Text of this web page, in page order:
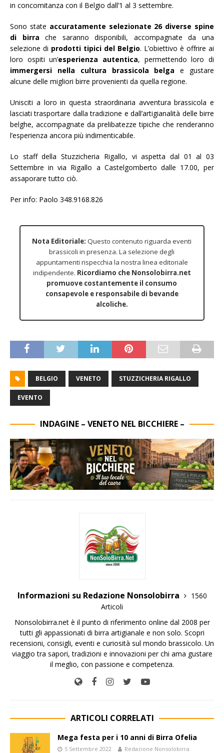
in concomitanza con il Belgio dall’1 al 3 settembre.
Sono state accuratamente selezionate 26 diverse spine
di birra che saranno disponibili, accompagnate da una
selezione di prodotti tipici del Belgio. L’obiettivo è offrire ai
loro ospiti un’esperienza autentica, permettendo loro di
immergersi nella cultura brassicola belga e gustare
alcune delle migliori birre provenienti da quella regione.
Unisciti a loro in questa straordinaria avventura brassicola e
lasciati trasportare dalla tradizione e dall’artigianalità delle birre
belghe, accompagnate da prelibatezze tipiche che renderanno
l’esperienza ancora più indimenticabile.
Lo staff della Stuzzicheria Rigallo, vi aspetta dal 01 al 03
Settembre in via Rigallo a Castelgomberto dalle 17.00, per
assaporare tutto ciò.
Per info: Paolo 348.9168.826
Nota Editoriale: Questo contenuto riguarda eventi
brassicoli in presenza. La selezione degli
appuntamenti rispecchia la nostra linea editoriale
indipendente. Ricordiamo che Nonsolobirra.net
promuove costantemente il consumo
consapevole e responsabile di bevande
alcoliche.
BELGIO VENETO STUZZICHERIA RIGALLO
EVENTO
INDAGINE – VENETO NEL BICCHIERE –
Informazioni su Redazione Nonsolobirra
1560
Articoli
Nonsolobirra.net è il punto di riferimento online dal 2008 per
tutti gli appassionati di birra artigianale e non solo. Scopri
recensioni, consigli, eventi e curiosità sul mondo brassicolo. Un
viaggio tra sapori, tradizioni e innovazioni per chi ama gustare
il meglio, con passione e competenza.
ARTICOLI CORRELATI
Mega festa per i 10 anni di Birra Ofelia
5 Settembre 2022 Redazione Nonsolobirra